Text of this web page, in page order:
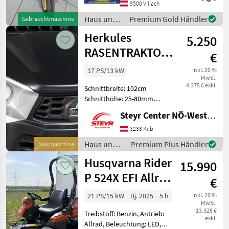
Gebrauchtmaschine
Messerlänge: 45 cm,
Gewicht: 3, 2 kg,
Ausstattung: dig
9500 Villach
Haus und
Garten /
Husqvarna
Premium Gold Händler
Neumaschine
Herkules
RASENTRAKTOR
HT 102-21 HD
NEO
5.250
€
inkl. 20 %
MwSt.
4.375 € exkl.
17 PS/13 kW
Schnittbreite: 102cm
Schnitthöhe: 25-80mm
Fangbox: 320l Haus und
Garten Rasentraktor
Steyr Center NÖ-West - Standort Kilb
3233 Kilb
Haus und
Garten /
Herkules
Premium Plus Händler
Husqvarna Rider
P 524X EFI Allrad
137X Mähdeck
Vorführer
15.990
€
inkl. 20 %
MwSt.
13.325 €
exkl.
21 PS/15 kW Bj. 2025
5 h
Treibstoff: Benzin, Antrieb:
Allrad, Beleuchtung: LED,